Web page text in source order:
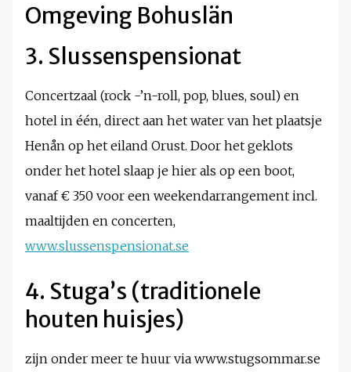
Omgeving Bohuslän
3. Slussenspensionat
Concertzaal (rock -’n-roll, pop, blues, soul) en
hotel in één, direct aan het water van het plaatsje
Henån op het eiland Orust. Door het geklots
onder het hotel slaap je hier als op een boot,
vanaf € 350 voor een weekendarrangement incl.
maaltijden en concerten,
www.slussenspensionat.se
4. Stuga’s (traditionele
houten huisjes)
zijn onder meer te huur via www.stugsommar.se